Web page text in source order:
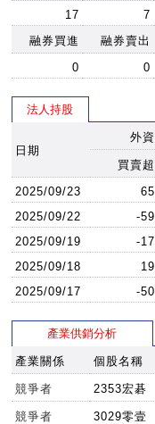
17
7
融券買進
融券賣出
0
0
法人持股
日期
外資
買賣超
2025/09/23
65
2025/09/22
-59
2025/09/19
-17
2025/09/18
19
2025/09/17
-50
產業供銷分析
產業關係 個股名稱
競爭者 2353宏碁
競爭者 3029零壹